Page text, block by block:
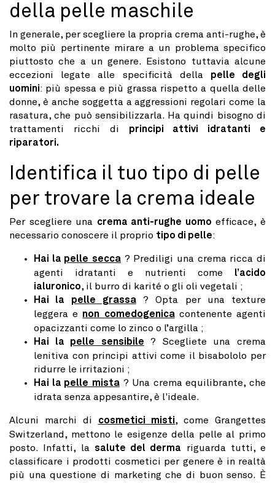
della pelle maschile
In generale, per scegliere la propria crema anti-rughe, è
molto più pertinente mirare a un problema specifico
piuttosto che a un genere. Esistono tuttavia alcune
eccezioni legate alle specificità della pelle degli
uomini: più spessa e più grassa rispetto a quella delle
donne, è anche soggetta a aggressioni regolari come la
rasatura, che può sensibilizzarla. Ha quindi bisogno di
trattamenti ricchi di principi attivi idratanti e
riparatori.
Identifica il tuo tipo di pelle
per trovare la crema ideale
Per scegliere una crema anti-rughe uomo efficace, è
necessario conoscere il proprio tipo di pelle:
Hai la pelle secca ? Prediligi una crema ricca di
agenti idratanti e nutrienti come l’acido
ialuronico, il burro di karité o gli oli vegetali ;
Hai la pelle grassa? Opta per una texture
leggera e non comedogenicacontenente agenti
opacizzanti come lo zinco o l’argilla ;
Hai la pelle sensibile ? Scegliete una crema
lenitiva con principi attivi come il bisabololo per
ridurre le irritazioni ;
Hai la pelle mista? Una crema equilibrante, che
idrata senza appesantire, è l'ideale.
Alcuni marchi di cosmetici misti, come Grangettes
Switzerland, mettono le esigenze della pelle al primo
posto. Infatti, la salute del derma riguarda tutti, e
classificare i prodotti cosmetici per genere è in realtà
più una questione di marketing che di buon senso. È